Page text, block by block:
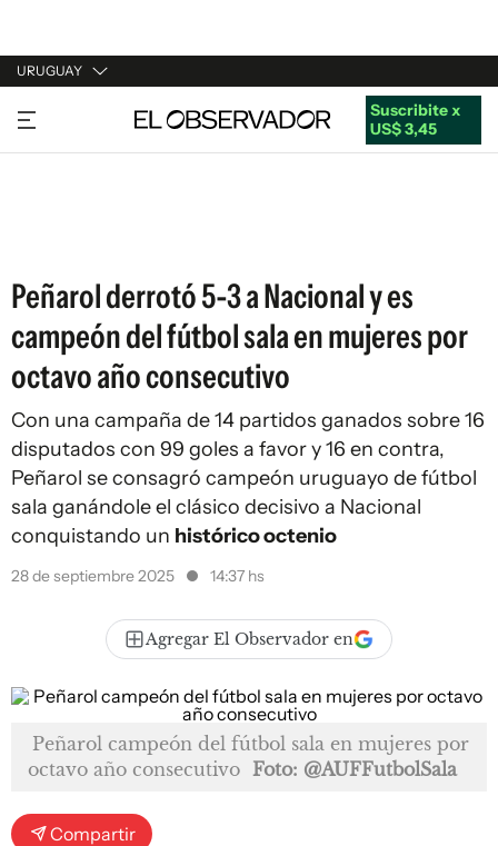
URUGUAY
URUGUAY
ARGENTINA
Suscribite x
US$ 3,45
Peñarol derrotó 5-3 a Nacional y es
campeón del fútbol sala en mujeres por
octavo año consecutivo
Con una campaña de 14 partidos ganados sobre 16
disputados con 99 goles a favor y 16 en contra,
Peñarol se consagró campeón uruguayo de fútbol
sala ganándole el clásico decisivo a Nacional
conquistando un histórico octenio
28 de septiembre 2025 14:37 hs
Agregar El Observador en
Peñarol campeón del fútbol sala en mujeres por
octavo año consecutivo Foto: @AUFFutbolSala
Compartir